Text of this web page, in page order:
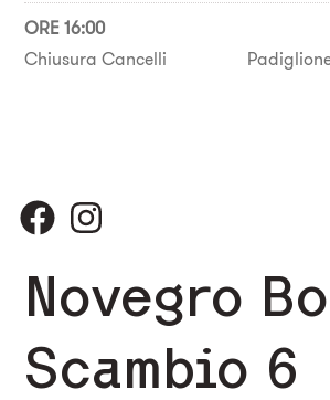
ORE 16:00
Chiusura Cancelli
Novegro
Scambio 6